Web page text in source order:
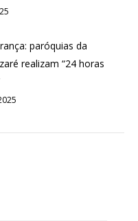
paróquias da
realizam “24 horas